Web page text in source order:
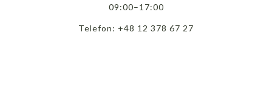
09:00–17:00
Telefon: +48 12 378 67 27